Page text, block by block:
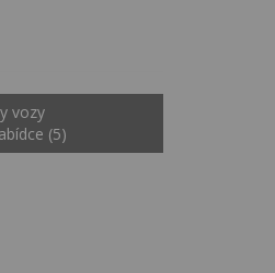
vozy
(5)